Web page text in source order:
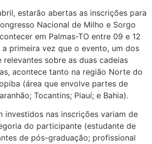
estarão abertas as inscrições para
Nacional de Milho e Sorgo
em Palmas-TO entre 09 e 12
primeira vez que o evento, um dos
relevantes sobre as duas cadeias
acontece tanto na região Norte do
(área que envolve partes de
Tocantins; Piauí; e Bahia).
investidos nas inscrições variam de
do participante (estudante de
de pós-graduação; profissional